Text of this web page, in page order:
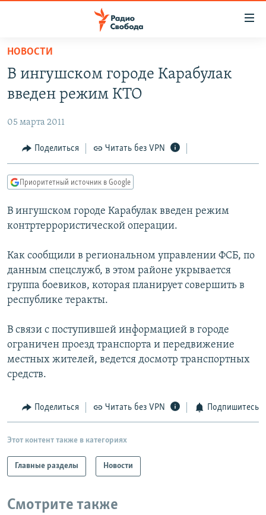
упрощенного
доступа
основному
Вернутся
главной
навигации
Вернутся
ПОДКАСТЫ
АВТОРСКИЕ ПРОЕКТЫ
ЦИТАТЫ СВОБОДЫ
МНЕНИЯ
IDEL.РЕАЛИИ
КАВКАЗ.РЕАЛИИ
СЕВЕР.РЕАЛИИ
СИБИРЬ.РЕАЛИИ
РАСПИСАНИЕ ВЕЩАНИЯ
ПОДПИШИТЕСЬ НА РАССЫЛКУ
СОЦИАЛЬНЫЕ СЕТИ
Все сайты РСЕ/РС
НОВОСТИ
В ингушском городе Карабулак
введен режим КТО
05 марта 2011
Поделиться Читать без VPN
Приоритетный источник в Google
В ингушском городе Карабулак введен режим
контртеррористической операции.
Как сообщили в региональном управлении ФСБ, по
данным спецслужб, в этом районе укрывается
группа боевиков, которая планирует совершить в
республике теракты.
В связи с поступившей информацией в городе
ограничен проезд транспорта и передвижение
местных жителей, ведется досмотр транспортных
средств.
Поделиться Читать без VPN Подпишитесь
Этот контент также в категориях
Главные разделы Новости
Смотрите также